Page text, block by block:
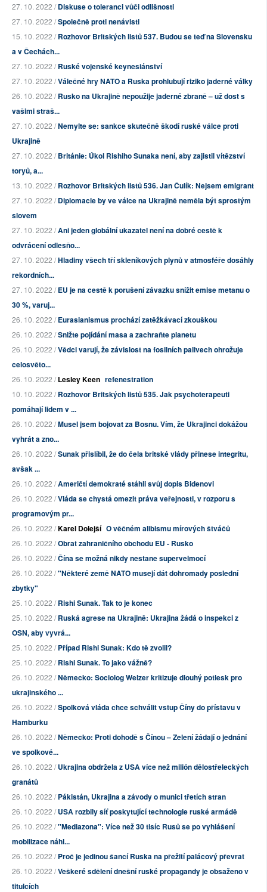
27. 10. 2022 /Diskuse o toleranci vůči odlišnosti
27. 10. 2022 /Společně proti nenávisti
15. 10. 2022 /Rozhovor Britských listů 537. Budou se teď na Slovensku
a v Čechách...
27. 10. 2022 /Ruské vojenské keynesiánství
27. 10. 2022 /Válečné hry NATO a Ruska prohlubují riziko jaderné války
26. 10. 2022 /Rusko na Ukrajině nepoužije jaderné zbraně – už dost s
vašimi straš...
27. 10. 2022 /Nemylte se: sankce skutečně škodí ruské válce proti
Ukrajině
27. 10. 2022 /Británie: Úkol Rishiho Sunaka není, aby zajistil vítězství
toryů, a...
13. 10. 2022 /Rozhovor Britských listů 536. Jan Čulík: Nejsem emigrant
27. 10. 2022 /Diplomacie by ve válce na Ukrajině neměla být sprostým
slovem
27. 10. 2022 /Ani jeden globální ukazatel není na dobré cestě k
odvrácení odlesňo...
27. 10. 2022 /Hladiny všech tří skleníkových plynů v atmosféře dosáhly
rekordních...
27. 10. 2022 /EU je na cestě k porušení závazku snížit emise metanu o
30 %, varuj...
26. 10. 2022 /Eurasianismus prochází zatěžkávací zkouškou
26. 10. 2022 /Snižte pojídání masa a zachraňte planetu
26. 10. 2022 /Vědci varují, že závislost na fosilních palivech ohrožuje
celosvěto...
26. 10. 2022 /Lesley Keen refenestration
10. 10. 2022 /Rozhovor Britských listů 535. Jak psychoterapeuti
pomáhají lidem v ...
26. 10. 2022 /Musel jsem bojovat za Bosnu. Vím, že Ukrajinci dokážou
vyhrát a zno...
26. 10. 2022 /Sunak přislíbil, že do čela britské vlády přinese integritu,
avšak ...
26. 10. 2022 /Američtí demokraté stáhli svůj dopis Bidenovi
26. 10. 2022 /Vláda se chystá omezit práva veřejnosti, v rozporu s
programovým pr...
26. 10. 2022 /Karel Dolejší O věčném alibismu mírových štváčů
26. 10. 2022 /Obrat zahraničního obchodu EU - Rusko
26. 10. 2022 /Čína se možná nikdy nestane supervelmocí
26. 10. 2022 /"Některé země NATO musejí dát dohromady poslední
zbytky"
25. 10. 2022 /Rishi Sunak. Tak to je konec
25. 10. 2022 /Ruská agrese na Ukrajině: Ukrajina žádá o inspekci z
OSN, aby vyvrá...
25. 10. 2022 /Případ Rishi Sunak: Kdo tě zvolil?
25. 10. 2022 /Rishi Sunak. To jako vážně?
26. 10. 2022 /Německo: Sociolog Welzer kritizuje dlouhý potlesk pro
ukrajinského ...
26. 10. 2022 /Spolková vláda chce schválit vstup Číny do přístavu v
Hamburku
26. 10. 2022 /Německo: Proti dohodě s Čínou – Zelení žádají o jednání
ve spolkové...
26. 10. 2022 /Ukrajina obdržela z USA více než milión dělostřeleckých
granátů
26. 10. 2022 /Pákistán, Ukrajina a závody o munici třetích stran
26. 10. 2022 /USA rozbily síť poskytující technologie ruské armádě
26. 10. 2022 /"Mediazona": Více než 30 tisíc Rusů se po vyhlášení
mobilizace náhl...
26. 10. 2022 /Proč je jedinou šancí Ruska na přežití palácový převrat
26. 10. 2022 /Veškeré sdělení dnešní ruské propagandy je obsaženo v
titulcích